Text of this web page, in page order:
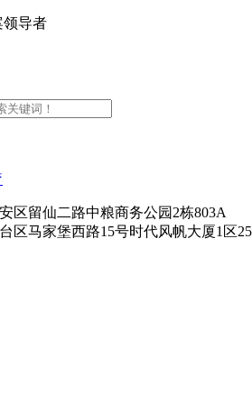
领导者
区留仙二路中粮商务公园2栋803A
区马家堡西路15号时代风帆大厦1区